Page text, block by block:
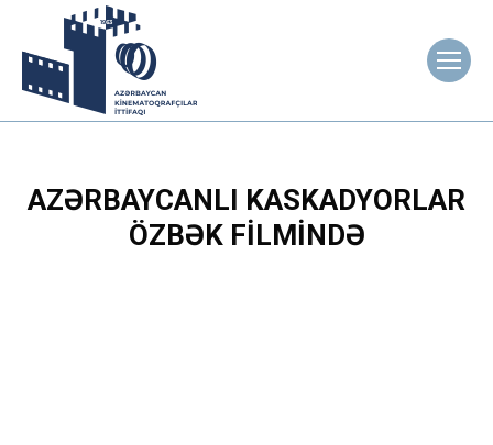
AZƏRBAYCANLI KASKADYORLAR
ÖZBƏK FILMINDƏ